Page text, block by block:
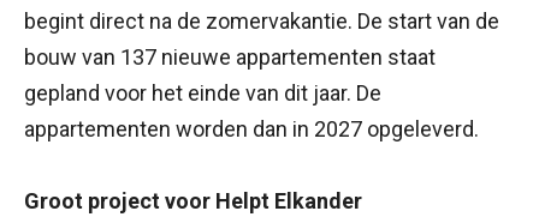
begint direct na de zomervakantie. De start van de
bouw van 137 nieuwe appartementen staat
gepland voor het einde van dit jaar. De
appartementen worden dan in 2027 opgeleverd.
Groot project voor Helpt Elkander